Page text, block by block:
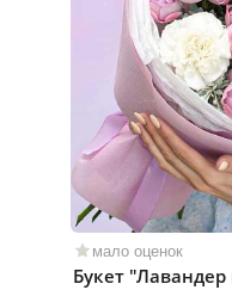
мало оценок
Букет